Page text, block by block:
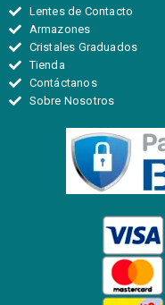
Lentes de Contacto
Armazones
Cristales Graduados
Tienda
Contáctanos
Sobre Nosotros